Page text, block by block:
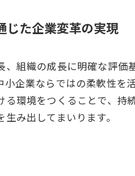
じた企業変革の実現
、組織の成長に明確な評価
小企業ならではの柔軟性を
る環境をつくることで、
み出してまいります。